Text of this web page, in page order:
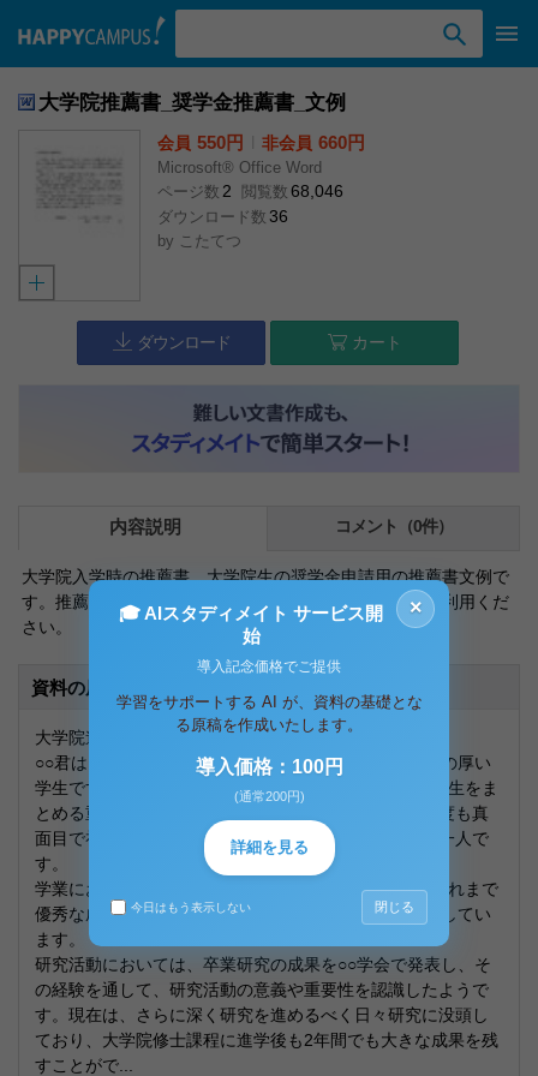
大学院推薦書_奨学金推薦書_文例
会員 550円 非会員 660円
Microsoft® Office Word
ページ数 2 閲覧数 68,046
ダウンロード数 36
by こたてつ
ダウンロード カート
内容説明 コメント（0件）
大学院入学時の推薦書、大学院生の奨学金申請用の推薦書文例で
す。推薦してもらう教授に手間を取らせないために、ご利用くだ
さい。
資料の原本内容
大学院進学の推薦所見：
○○君は、明るく社交的な性格であり、学友からも信頼の厚い
学生です。学部の4年間は学年代表として、学科内の学生をま
とめる重要な役割も十分果たしてくれました。生活態度も真
面目で礼儀正しく、他の教員からも信頼される学生の一人で
す。
学業においては、学部の4年間日々熱心に取り組み、これまで
優秀な成績を修めています。○○等の資格試験にも合格してい
ます。
研究活動においては、卒業研究の成果を○○学会で発表し、そ
の経験を通して、研究活動の意義や重要性を認識したようで
す。現在は、さらに深く研究を進めるべく日々研究に没頭し
ており、大学院修士課程に進学後も2年間でも大きな成果を残
すことがで...
×
🎓 AIスタディメイト サービス開
始
導入記念価格でご提供
学習をサポートする AI が、資料の基礎とな
る原稿を作成いたします。
導入価格：100円
(通常200円)
詳細を見る
今日はもう表示しない 閉じる